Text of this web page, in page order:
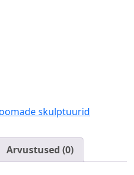
skulptuurid
Arvustused (0)